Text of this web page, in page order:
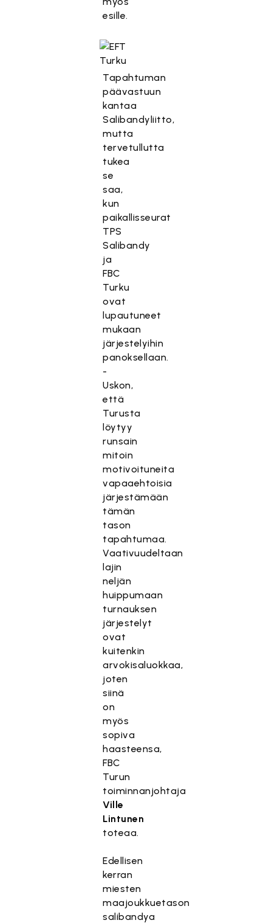
esille.
Tapahtuman
päävastuun
kantaa
Salibandyliitto,
mutta
tervetullutta
tukea
se
saa,
kun
paikallisseurat
TPS
Salibandy
ja
FBC
Turku
ovat
lupautuneet
mukaan
järjestelyihin
panoksellaan.
-
Uskon,
että
Turusta
löytyy
runsain
mitoin
motivoituneita
vapaaehtoisia
järjestämään
tämän
tason
tapahtumaa.
Vaativuudeltaan
lajin
neljän
huippumaan
turnauksen
järjestelyt
ovat
kuitenkin
arvokisaluokkaa,
joten
siinä
on
myös
sopiva
haasteensa,
FBC
Turun
toiminnanjohtaja
Ville
Lintunen
toteaa.
Edellisen
kerran
miesten
maajoukkuetason
salibandya